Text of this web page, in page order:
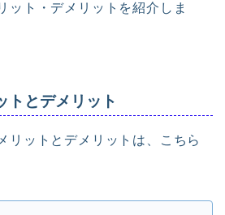
ット・デメリットを紹介しま
トとデメリット
リットとデメリットは、こちら